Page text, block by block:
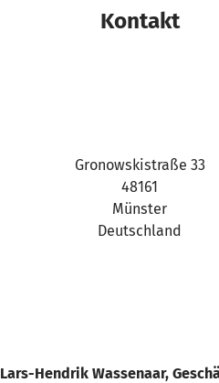
Kontakt
Gronowskistraße 33
48161
Münster
Deutschland
Lars-Hendrik Wassenaar,